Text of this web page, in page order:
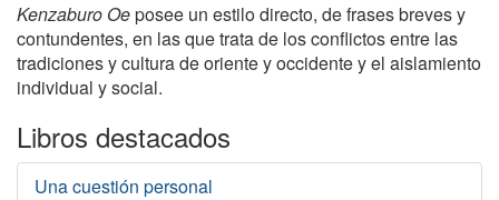
Kenzaburo Oeposee un estilo directo, de frases breves y
contundentes, en las que trata de los conflictos entre las
tradiciones y cultura de oriente y occidente y el aislamiento
individual y social.
Libros destacados
Una cuestión personal